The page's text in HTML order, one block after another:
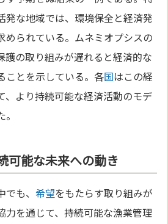
発な地域では、環境保全と経済発
められている。ムネミオプシスの
護の取り組みが遅れると経済的な
ことを示している。各国はこの経
、より持続可能な経済活動のモデ
可能な未来への動き
でも、希望をもたらす取り組みが
力を通じて、持続可能な漁業管理